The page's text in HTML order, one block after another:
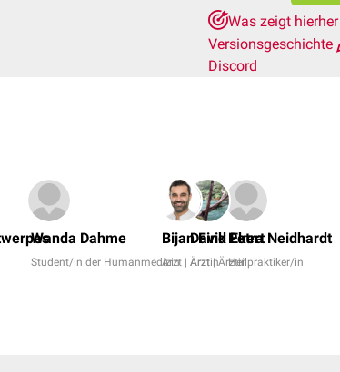
Was zeigt hierher
Versionsgeschichte
Discord
Wanda Dahme
Student/in der Humanmedizin
Bijan Fink
Arzt | Ärztin
David Ekert
Arzt | Ärztin
Petra Neidhardt
Heilpraktiker/in